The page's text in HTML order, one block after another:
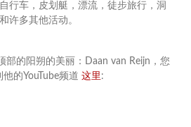
行车，皮划艇，漂流，徒步旅行，洞
许多其他活动。
部的阳朔的美丽：Daan van Reijn，您
他的YouTube频道 这里 :